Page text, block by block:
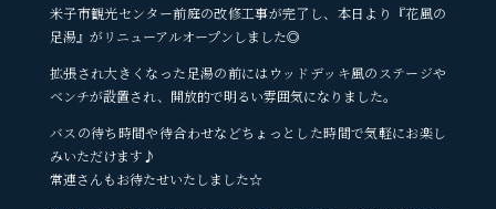
米子市観光センター前庭の改修工事が完了し、本日より『花風の
足湯』がリニューアルオープンしました◎
拡張され大きくなった足湯の前にはウッドデッキ風のステージや
ベンチが設置され、開放的で明るい雰囲気になりました。
バスの待ち時間や待合わせなどちょっとした時間で気軽にお楽し
みいただけます♪
常連さんもお待たせいたしました☆